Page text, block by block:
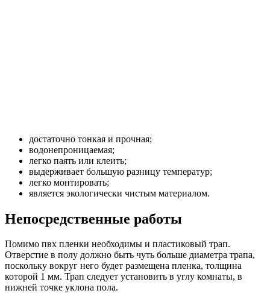
достаточно тонкая и прочная;
водонепроницаемая;
легко паять или клеить;
выдерживает большую разницу температур;
легко монтировать;
является экологически чистым материалом.
Непосредственные работы
Помимо пвх пленки необходимы и пластиковый трап.
Отверстие в полу должно быть чуть больше диаметра трапа,
поскольку вокруг него будет размещена пленка, толщина
которой 1 мм. Трап следует установить в углу комнаты, в
нижней точке уклона пола.